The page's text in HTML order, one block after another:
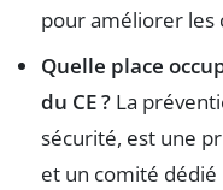
pour améliorer les
Quelle place
du CE ? La
sécurité, est une
et un comité